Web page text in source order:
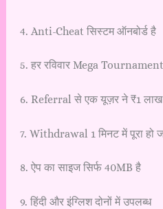
4. Anti-Cheat सिस्टम ऑनबोर्ड है
5. हर रविवार Mega Tournament
6. Referral से एक यूज़र ने ₹1 लाख
7. Withdrawal 1 मिनट में पूरा हो
8. ऐप का साइज सिर्फ 40MB है
9. हिंदी और इंग्लिश दोनों में उपलब्ध